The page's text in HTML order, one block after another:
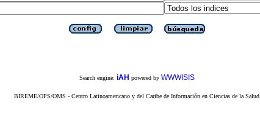
Search engine: iAH powered by WWWISIS
BIREME/OPS/OMS - Centro Latinoamericano y del Caribe de Información en Ciencias de la Salud